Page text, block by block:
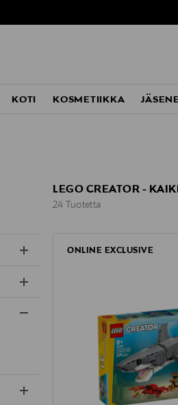
KOTI KOSMETIIKKA
LEGO CREATOR -
24 Tuotetta
ONLINE EXCLUSIVE